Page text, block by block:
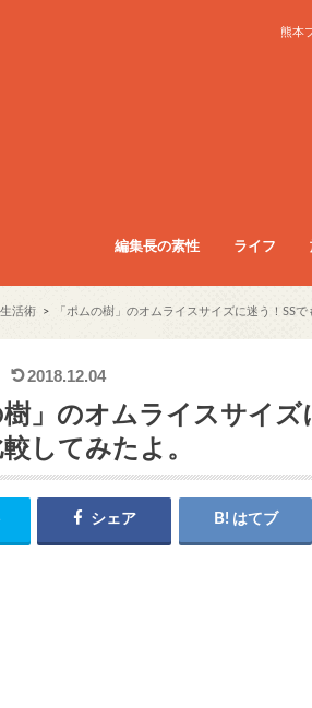
熊本
編集長の素性 ライフ
ライフ
お得生活術
グッズレビ
コラム
サービス
ダイエット
ファッショ
フード
活術 「ポムの樹」のオムライスサイズに迷う！SS
2018.12.04
樹」のオムライスサイズ
してみたよ。
シェア はてブ